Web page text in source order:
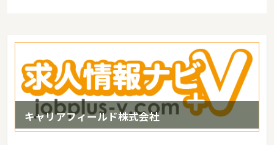
キャリアフィールド株式会社